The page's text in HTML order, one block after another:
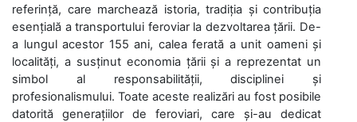
referință, care marchează istoria, tradiția și contribuția
esențială a transportului feroviar la dezvoltarea țării. De-
a lungul acestor 155 ani, calea ferată a unit oameni și
localități, a susținut economia țării și a reprezentat un
simbol al responsabilității, disciplinei și
profesionalismului. Toate aceste realizări au fost posibile
datorită generațiilor de feroviari, care și-au dedicat